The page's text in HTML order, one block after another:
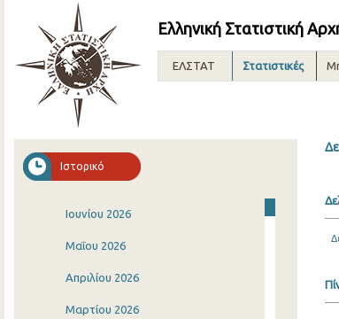
Ελληνική Στατιστική
ΕΛΣΤΑΤ Στατιστικές
Ιστορικό
Ιουνίου 2026
Μαΐου 2026
Απριλίου 2026
Μαρτίου 2026